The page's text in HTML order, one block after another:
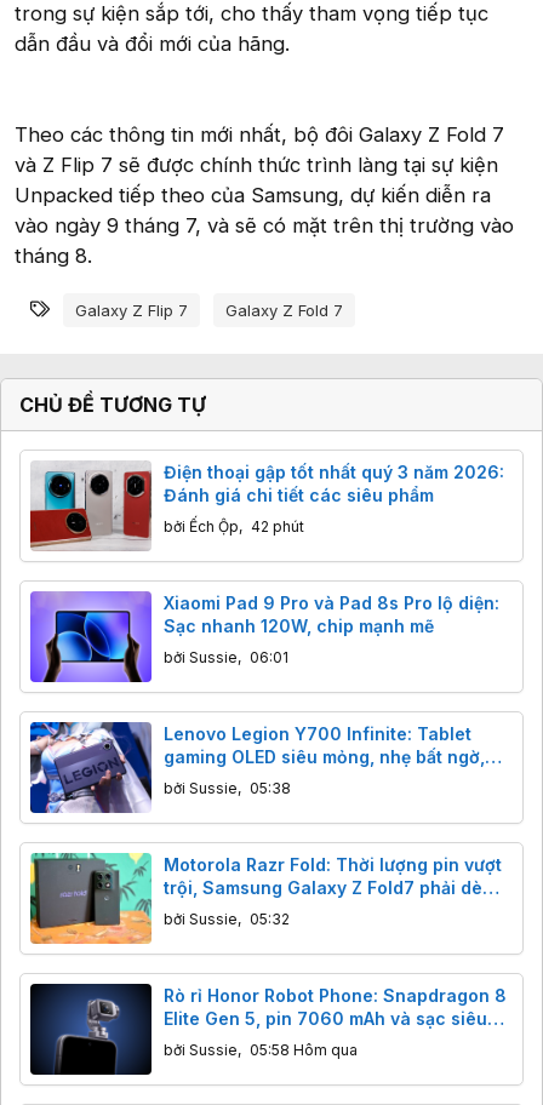
trong sự kiện sắp tới, cho thấy tham vọng tiếp tục
dẫn đầu và đổi mới của hãng.
Theo các thông tin mới nhất, bộ đôi Galaxy Z Fold 7
và Z Flip 7 sẽ được chính thức trình làng tại sự kiện
Unpacked tiếp theo của Samsung, dự kiến diễn ra
vào ngày 9 tháng 7, và sẽ có mặt trên thị trường vào
tháng 8.
Từ khóa
Galaxy Z Flip 7 Galaxy Z Fold 7
CHỦ ĐỀ TƯƠNG TỰ
Điện thoại gập tốt nhất quý 3 năm 2026:
Đánh giá chi tiết các siêu phẩm
bởi Ếch Ộp, 42 phút
Xiaomi Pad 9 Pro và Pad 8s Pro lộ diện:
Sạc nhanh 120W, chip mạnh mẽ
bởi Sussie, 06:01
Lenovo Legion Y700 Infinite: Tablet
gaming OLED siêu mỏng, nhẹ bất ngờ,
sức mạnh Snapdragon 8 Elite Gen 5
bởi Sussie, 05:38
Motorola Razr Fold: Thời lượng pin vượt
trội, Samsung Galaxy Z Fold7 phải dè
chừng.
bởi Sussie, 05:32
Rò rỉ Honor Robot Phone: Snapdragon 8
Elite Gen 5, pin 7060 mAh và sạc siêu
tốc 120W
bởi Sussie, 05:58 Hôm qua